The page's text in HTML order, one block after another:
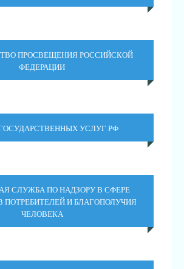
ПРОСВЕЩЕНИЯ РОССИЙСКОЙ
ФЕДЕРАЦИИ
УСЛУГ РФ
СЛУЖБА ПО НАДЗОРУ В СФЕРЕ
ПОТРЕБИТЕЛЕЙ И БЛАГОПОЛУЧИЯ
ЧЕЛОВЕКА